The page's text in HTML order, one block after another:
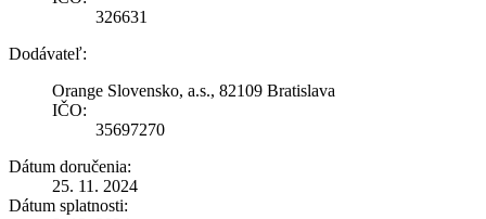
326631
Dodávateľ:
Orange Slovensko, a.s., 82109 Bratislava
IČO:
35697270
Dátum doručenia:
25. 11. 2024
Dátum splatnosti: